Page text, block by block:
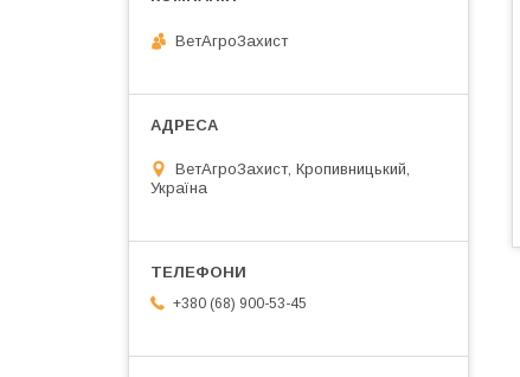
ВетАгроЗахист
ВетАгроЗахист, Кропивницький,
Україна
+380 (68) 900-53-45